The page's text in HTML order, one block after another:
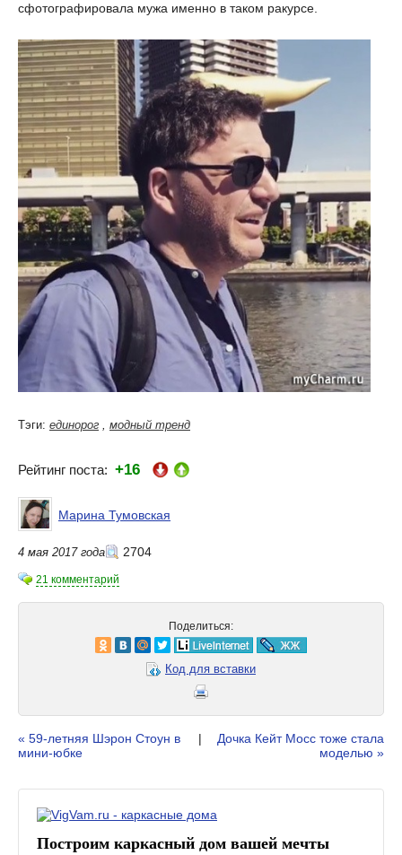
сфотографировала мужа именно в таком ракурсе.
Тэги: единорог , модный тренд
Рейтинг поста: +16
Марина Тумовская
4 мая 2017 года 2704
21 комментарий
Поделиться:
Код для вставки
« 59-летняя Шэрон Стоун в
мини-юбке
|
Дочка Кейт Мосс тоже стала
моделью »
Построим каркасный дом вашей мечты